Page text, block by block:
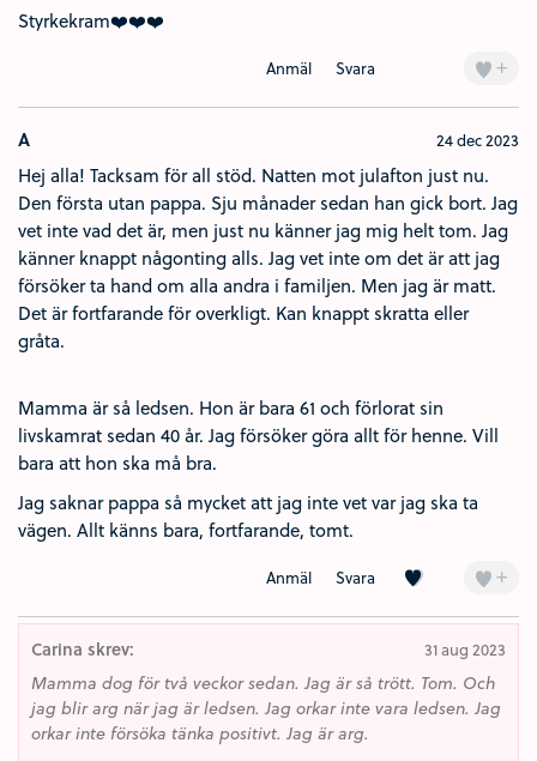
Styrkekram❤️❤️❤️
Anmäl Svara +
A 24 dec 2023
Hej alla! Tacksam för all stöd. Natten mot julafton just nu.
Den första utan pappa. Sju månader sedan han gick bort. Jag
vet inte vad det är, men just nu känner jag mig helt tom. Jag
känner knappt någonting alls. Jag vet inte om det är att jag
försöker ta hand om alla andra i familjen. Men jag är matt.
Det är fortfarande för overkligt. Kan knappt skratta eller
gråta.
Mamma är så ledsen. Hon är bara 61 och förlorat sin
livskamrat sedan 40 år. Jag försöker göra allt för henne. Vill
bara att hon ska må bra.
Jag saknar pappa så mycket att jag inte vet var jag ska ta
vägen. Allt känns bara, fortfarande, tomt.
Anmäl Svara Kärlek (1) +
Carina skrev: 31 aug 2023
Mamma dog för två veckor sedan. Jag är så trött. Tom. Och
jag blir arg när jag är ledsen. Jag orkar inte vara ledsen. Jag
orkar inte försöka tänka positivt. Jag är arg.